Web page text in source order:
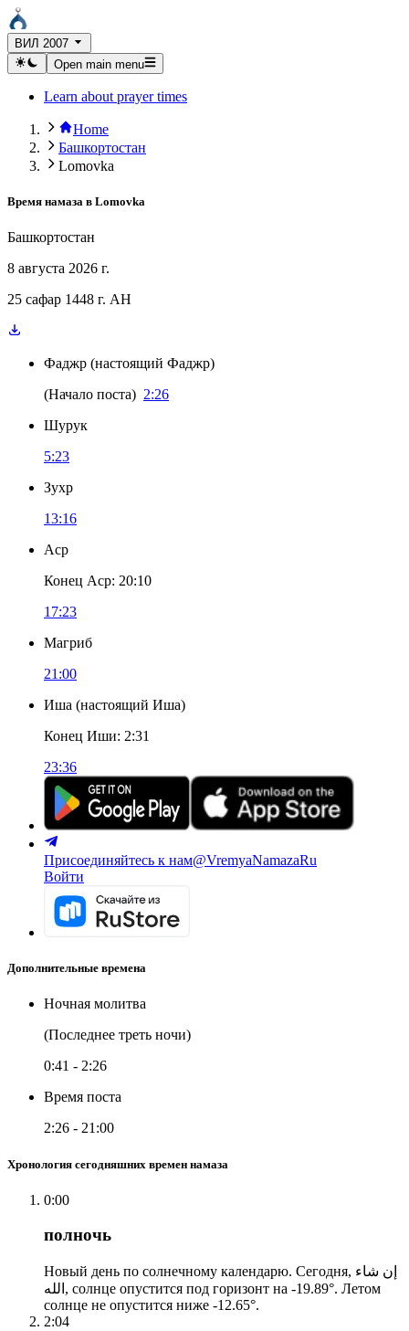
ВИЛ 2007
Open main menu
Learn about prayer times
Home
Башкортостан
Lomovka
Время намаза в Lomovka
Башкортостан
8 августа 2026 г.
25 сафар 1448 г. AH
Фаджр (настоящий Фаджр)
(Начало поста) 2:26
Шурук
5:23
Зухр
13:16
Аср
Конец Аср: 20:10
17:23
Магриб
21:00
Иша (настоящий Иша)
Конец Иши: 2:31
23:36
Присоединяйтесь к нам@VremyaNamazaRu
Войти
Дополнительные времена
Ночная молитва
(Последнее треть ночи)
0:41 - 2:26
Время поста
2:26 - 21:00
Хронология сегодняшних времен намаза
0:00
полночь
Новый день по солнечному календарю. Сегодня, إن شاء
الله, солнце опустится под горизонт на -19.89°. Летом
солнце не опустится ниже -12.65°.
2:04